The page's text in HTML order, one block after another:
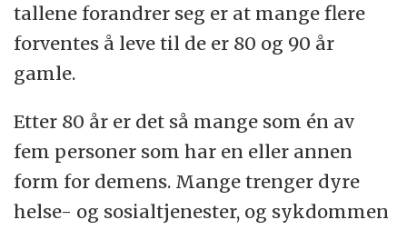
tallene forandrer seg er at mange flere
forventes å leve til de er 80 og 90 år
gamle.
Etter 80 år er det så mange som én av
fem personer som har en eller annen
form for demens. Mange trenger dyre
helse- og sosialtjenester, og sykdommen